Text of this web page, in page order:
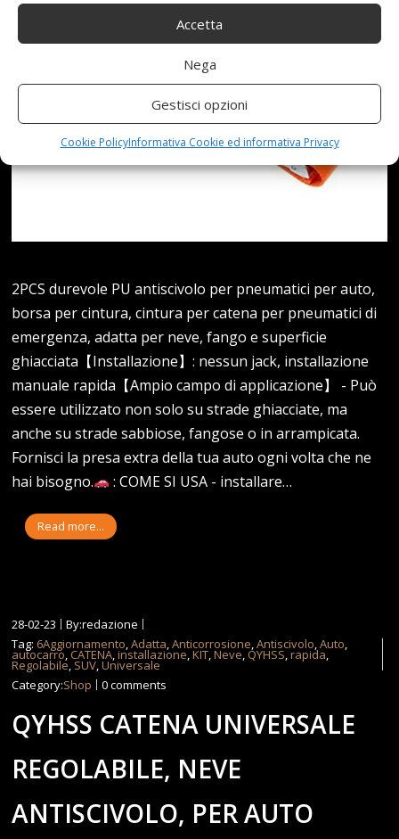
Accetta
Nega
Gestisci opzioni
Cookie PolicyInformativa Cookie ed informativa Privacy
2PCS durevole PU antiscivolo per pneumatici per auto,
borsa per cintura, cintura per catena per pneumatici di
emergenza, adatta per neve, fango e superficie
ghiacciata【Installazione】: nessun jack, installazione
manuale rapida【Ampio campo di applicazione】 - Può
essere utilizzato non solo su strade ghiacciate, ma
anche su strade sabbiose, fangose ​​o in arrampicata.
Fornisci la presa extra della tua auto ogni volta che ne
hai bisogno.
: COME SI USA - installare…
Read more...
28-02-23
By:redazione
Tag: 6Aggiornamento,Adatta,Anticorrosione,Antiscivolo,Auto,
autocarro, CATENA,installazione,KIT,Neve, QYHSS,rapida,
Regolabile, SUV,Universale
Category:Shop 0 comments
QYHSS CATENA UNIVERSALE
REGOLABILE, NEVE
ANTISCIVOLO, PER AUTO